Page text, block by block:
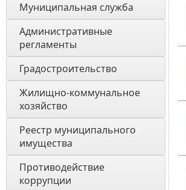
Муниципальная служба
Административные
регламенты
Градостроительство
Жилищно-коммунальное
хозяйство
Реестр муниципального
имущества
Противодействие
коррупции